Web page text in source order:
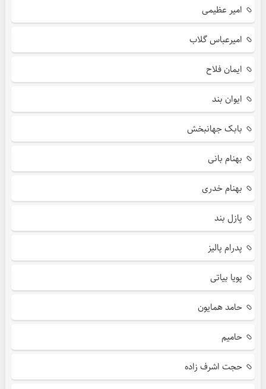
امیر عظیمی
امیرعباس گلاب
ایمان فلاح
ایوان بند
بابک جهانبخش
بهنام بانی
بهنام خدری
پازل بند
پدرام پالیز
پویا بیاتی
حامد همایون
حامیم
حجت اشرف زاده